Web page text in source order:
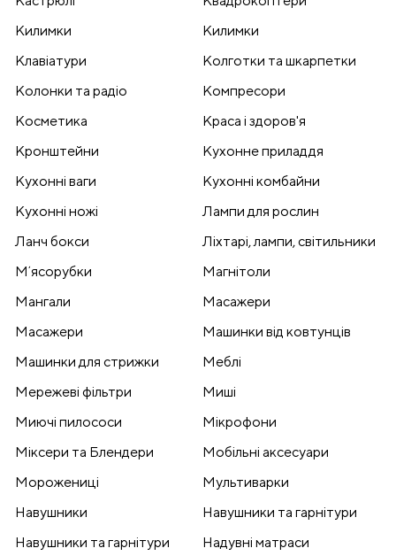
Килимки
Килимки
Клавіатури
Колготки та шкарпетки
Колонки та радіо
Компресори
Косметика
Краса і здоров'я
Кронштейни
Кухонне приладдя
Кухонні ваги
Кухонні комбайни
Кухонні ножі
Лампи для рослин
Ланч бокси
Ліхтарі, лампи, світильники
Мʼясорубки
Магнітоли
Мангали
Масажери
Масажери
Машинки від ковтунців
Машинки для стрижки
Меблі
Мережеві фільтри
Миші
Миючі пилососи
Мікрофони
Міксери та Блендери
Мобільні аксесуари
Морожениці
Мультиварки
Навушники
Навушники та гарнітури
Навушники та гарнітури
Надувні матраси